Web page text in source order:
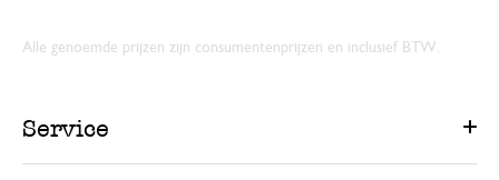
Alle genoemde prijzen zijn consumentenprijzen en inclusief BTW.
Service